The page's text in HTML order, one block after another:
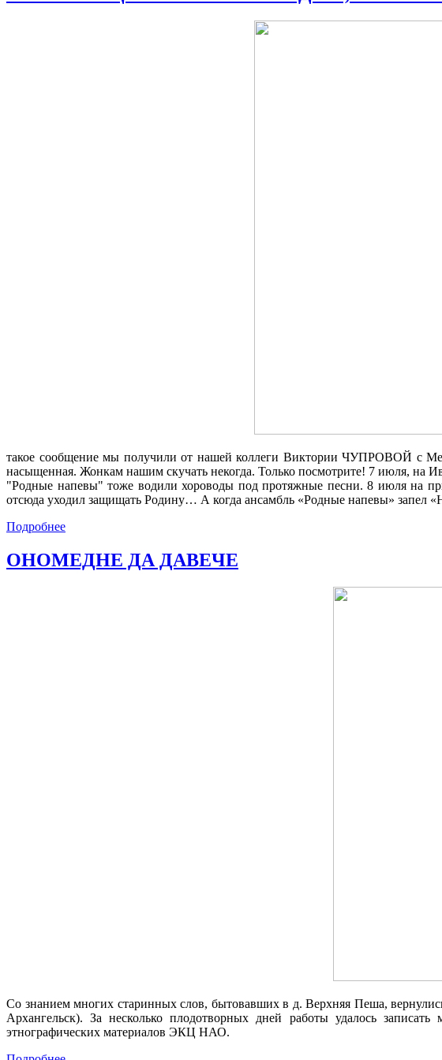
такое сообщение мы получили от нашей коллеги Виктории ЧУПРОВОЙ с
насыщенная. Жонкам нашим скучать некогда. Только посмотрите! 7 июля, на
"Родные напевы" тоже водили хороводы под протяжные песни. 8 июля на
отсюда уходил защищать Родину… А когда ансамбль «Родные напевы» запел
Подробнее
ОНОМЕДНЕ ДА ДАВЕЧЕ
Со знанием многих старинных слов, бытовавших в д. Верхняя Пеша,
Архангельск). За несколько плодотворных дней работы удалось
этнографических материалов ЭКЦ НАО.